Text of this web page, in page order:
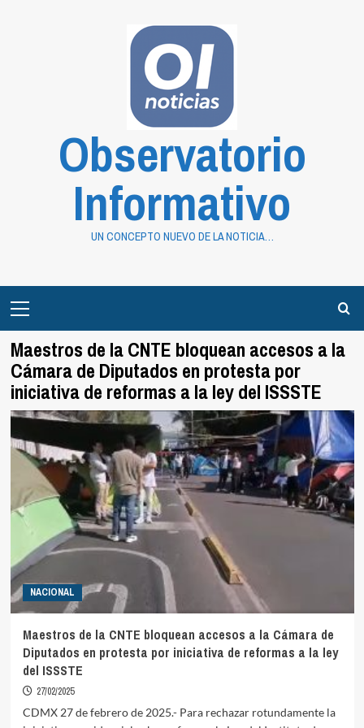
Observatorio
Informativo
UN CONCEPTO NUEVO DE LA NOTICIA…
Menu
Maestros de la CNTE bloquean accesos a la
Cámara de Diputados en protesta por
iniciativa de reformas a la ley del ISSSTE
NACIONAL
Maestros de la CNTE bloquean accesos a la Cámara de
Diputados en protesta por iniciativa de reformas a la ley
del ISSSTE
27/02/2025
CDMX 27 de febrero de 2025.- Para rechazar rotundamente la